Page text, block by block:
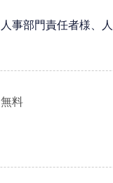
人事部門責任者様、
無料